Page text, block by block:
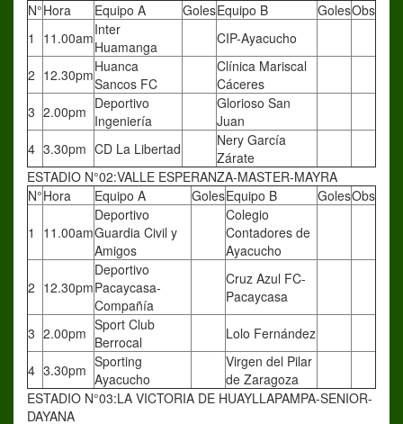
N°Hora Equipo A GolesEquipo B GolesObs
1
11.00amInter
Huamanga
CIP-Ayacucho
2 12.30pmHuanca
Sancos FC
Clínica Mariscal
Cáceres
3 2.00pm Deportivo
Ingeniería
Glorioso San
Juan
4 3.30pm CD La Libertad
Nery García
Zárate
ESTADIO N°02:VALLE ESPERANZA-MASTER-MAYRA
N°Hora Equipo A GolesEquipo B GolesObs
1 11.00am
Deportivo
Guardia Civil y
Amigos
Colegio
Contadores de
Ayacucho
2 12.30pm
Deportivo
Pacaycasa-
Compañía
Cruz Azul FC-
Pacaycasa
3 2.00pm Sport Club
Berrocal
Lolo Fernández
4 3.30pm Sporting
Ayacucho
Virgen del Pilar
de Zaragoza
ESTADIO N°03:LA VICTORIA DE HUAYLLAPAMPA-SENIOR-
DAYANA